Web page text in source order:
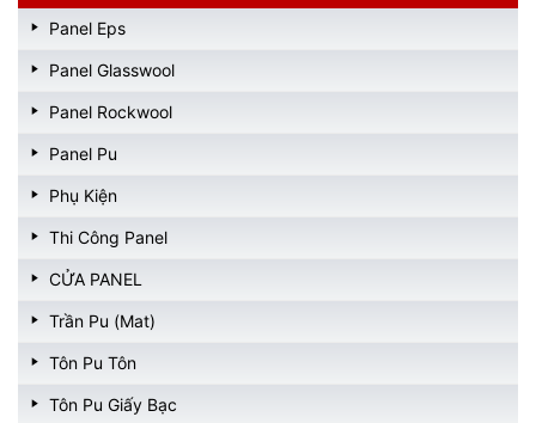
Panel Eps
Panel Glasswool
Panel Rockwool
Panel Pu
Phụ Kiện
Thi Công Panel
CỬA PANEL
Trần Pu (Mat)
Tôn Pu Tôn
Tôn Pu Giấy Bạc